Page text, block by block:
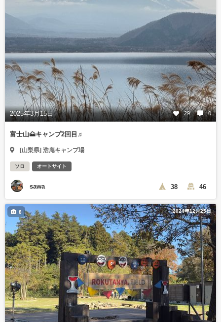
2025年3月15日 29 0
富士山🗻キャンプ2回目♬
[山梨県] 浩庵キャンプ場
ソロ オートサイト
sawa 38 46
2024年12月25日
8